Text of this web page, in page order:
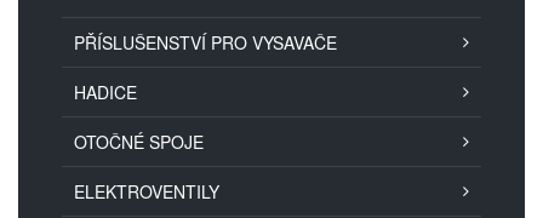
PŘÍSLUŠENSTVÍ PRO VYSAVAČE
HADICE
OTOČNÉ SPOJE
ELEKTROVENTILY